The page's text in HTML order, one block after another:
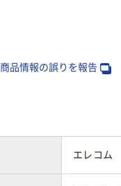
1年(データ復旧サー
商品情報の誤りを報告
エレコム